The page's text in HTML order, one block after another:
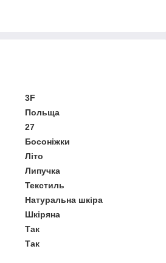
3F
Польща
27
Босоніжки
Літо
Липучка
Текстиль
Натуральна шкіра
Шкіряна
Так
Так